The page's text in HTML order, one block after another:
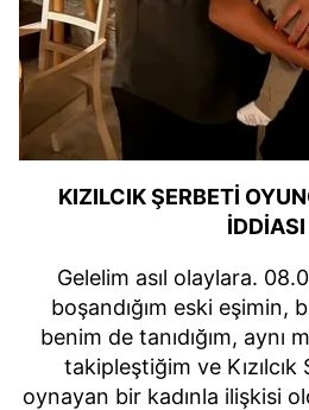
KIZILCIK ŞERBETİ
İDDİASI
Gelelim asıl olaylara.
boşandığım eski eşimin,
benim de tanıdığım, aynı
takipleştiğim ve
oynayan bir kadınla ilişkisi